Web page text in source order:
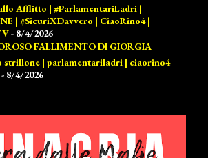
Afflitto | #ParlamentariLadri |
| #SicuriXDavvero | CiaoRino4 |
- 8/4/2026
FALLIMENTO DI GIORGIA
strillone | parlamentariladri | ciaorino4
- 8/4/2026